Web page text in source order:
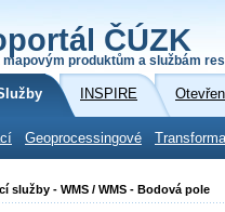
ČÚZK
mapovým produktům a službám
INSPIRE
Geoprocessingové
služby - WMS / WMS - Bodová pole